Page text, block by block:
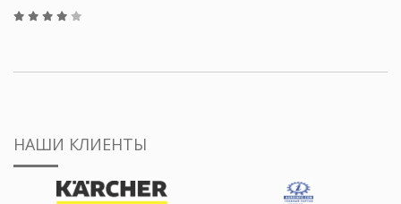
НАШИ КЛИЕНТЫ